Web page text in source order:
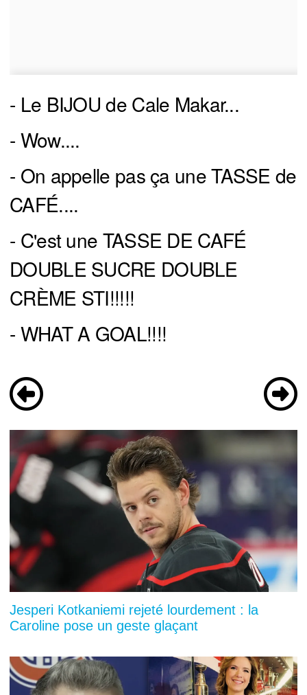
- Le BIJOU de Cale Makar...
- Wow....
- On appelle pas ça une TASSE de
CAFÉ....
- C'est une TASSE DE CAFÉ
DOUBLE SUCRE DOUBLE
CRÈME STI!!!!!
- WHAT A GOAL!!!!
Jesperi Kotkaniemi rejeté lourdement : la
Caroline pose un geste glaçant